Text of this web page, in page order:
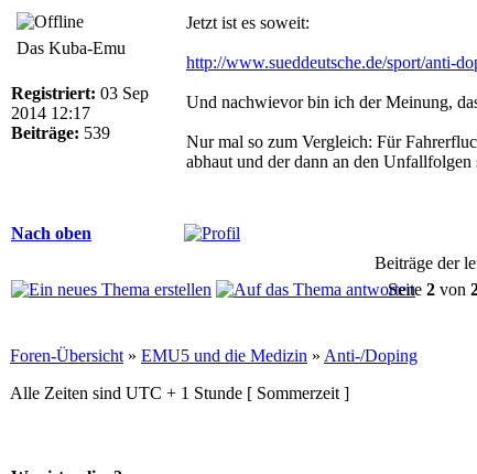
Das Kuba-Emu
Registriert: 03 Sep
2014 12:17
Beiträge: 539
Jetzt ist es soweit:
http://www.sueddeutsche.de/sport/anti-
Und nachwievor bin ich der Meinung,
Nur mal so zum Vergleich: Für
abhaut und der dann an den Unfallfolgen
Nach oben
Beiträge der
Seite 2 von
Foren-Übersicht » EMU5 und die Medizin » Anti-/Doping
Alle Zeiten sind UTC + 1 Stunde [ Sommerzeit ]